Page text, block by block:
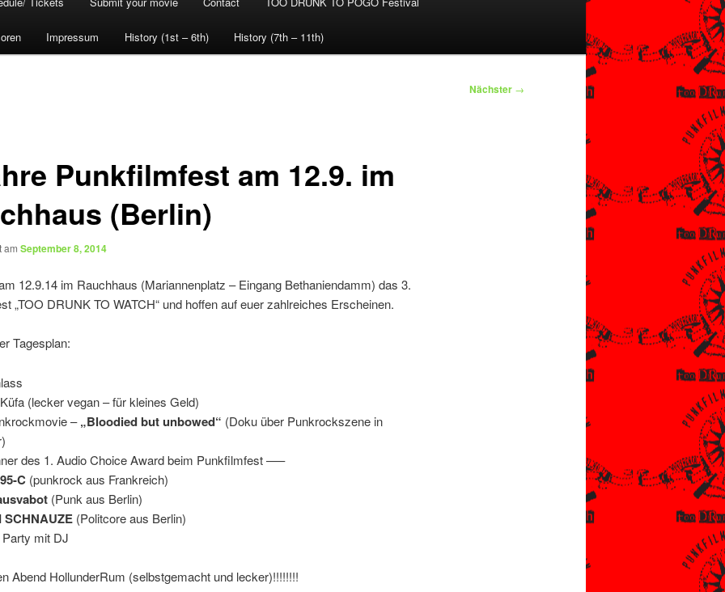
Impressum History (1st – 6th) History (7th – 11th)
Nächster →
Punkfilmfest am 12.9. im
(Berlin)
am September 8, 2014
12.9.14 im Rauchhaus (Mariannenplatz – Eingang Bethaniendamm) das 3.
„TOO DRUNK TO WATCH“ und hoffen auf euer zahlreiches Erscheinen.
Tagesplan:
(lecker vegan – für kleines Geld)
–„Bloodied but unbowed“ (Doku über Punkrockszene in
des 1. Audio Choice Award beim Punkfilmfest —–
95-C(punkrock aus Frankreich)
(Punk aus Berlin)
SCHNAUZE(Politcore aus Berlin)
mit DJ
Abend HollunderRum (selbstgemacht und lecker)!!!!!!!!